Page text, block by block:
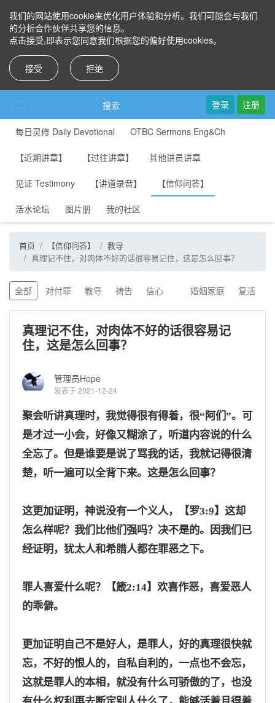
我们的网站使用cookie来优化用户体验和分析。我们可能会与我们
的分析合作伙伴共享您的信息。
点击接受,即表示您同意我们根据您的偏好使用cookies。
接受 拒绝
搜索 登录 注册
每日灵修 Daily Devotional OTBC Sermons Eng&Ch
【近期讲章】 【过往讲章】 其他讲员讲章
见证 Testimony 【讲道录音】 【信仰问答】
活水论坛 图片册 我的社区
首页 【信仰问答】
教导
真理记不住，对肉体不好的话很容易记住，这是怎么回事？
全部 对付罪 教导 祷告 信心 婚姻家庭 复活
真理记不住，对肉体不好的话很容易记
住，这是怎么回事？
管理员Hope
发表于 2021-12-24
聚会听讲真理时，我觉得很有得着，很“阿们”。可
是才过一小会，好像又糊涂了，听道内容说的什么
全忘了。但是谁要是说了骂我的话，我就记得很清
楚，听一遍可以全背下来。这是怎么回事？
这更加证明，神说没有一个义人， 【罗3:9】这却
怎么样呢？我们比他们强吗？决不是的。因我们已
经证明，犹太人和希腊人都在罪恶之下。
罪人喜爱什么呢？ 【箴2:14】欢喜作恶，喜爱恶人
的乖僻。
更加证明自己不是好人，是罪人，好的真理很快就
忘，不好的恨人的，自私自利的，一点也不会忘，
这就是罪人的本相，就没有什么可骄傲的了，也没